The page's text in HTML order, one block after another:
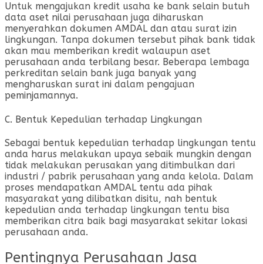
Untuk mengajukan kredit usaha ke bank selain butuh
data aset nilai perusahaan juga diharuskan
menyerahkan dokumen AMDAL dan atau surat izin
lingkungan. Tanpa dokumen tersebut pihak bank tidak
akan mau memberikan kredit walaupun aset
perusahaan anda terbilang besar. Beberapa lembaga
perkreditan selain bank juga banyak yang
mengharuskan surat ini dalam pengajuan
peminjamannya.
C. Bentuk Kepedulian terhadap Lingkungan
Sebagai bentuk kepedulian terhadap lingkungan tentu
anda harus melakukan upaya sebaik mungkin dengan
tidak melakukan perusakan yang ditimbulkan dari
industri / pabrik perusahaan yang anda kelola. Dalam
proses mendapatkan AMDAL tentu ada pihak
masyarakat yang dilibatkan disitu, nah bentuk
kepedulian anda terhadap lingkungan tentu bisa
memberikan citra baik bagi masyarakat sekitar lokasi
perusahaan anda.
Pentingnya Perusahaan Jasa